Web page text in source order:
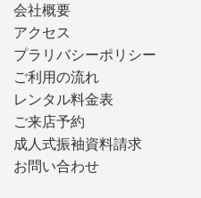
会社概要
アクセス
プラリバシーポリシー
ご利用の流れ
レンタル料金表
ご来店予約
成人式振袖資料請求
お問い合わせ